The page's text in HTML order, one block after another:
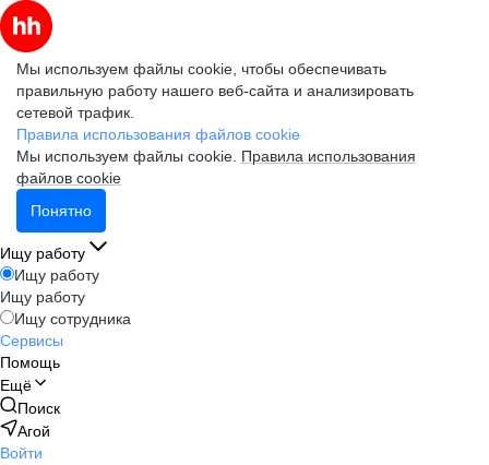
Мы используем файлы cookie, чтобы обеспечивать
правильную работу нашего веб-сайта и анализировать
сетевой трафик.
Правила использования файлов cookie
Мы используем файлы cookie. Правила использования
файлов cookie
Понятно
Ищу работу
Ищу работу
Ищу работу
Ищу сотрудника
Сервисы
Помощь
Ещё
Поиск
Агой
Войти